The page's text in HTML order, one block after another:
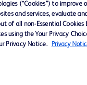
(“Cookies”) to improve
and services, evaluate
of all non-Essential Cookies
using the Your Privacy
Privacy Notice.
Privacy